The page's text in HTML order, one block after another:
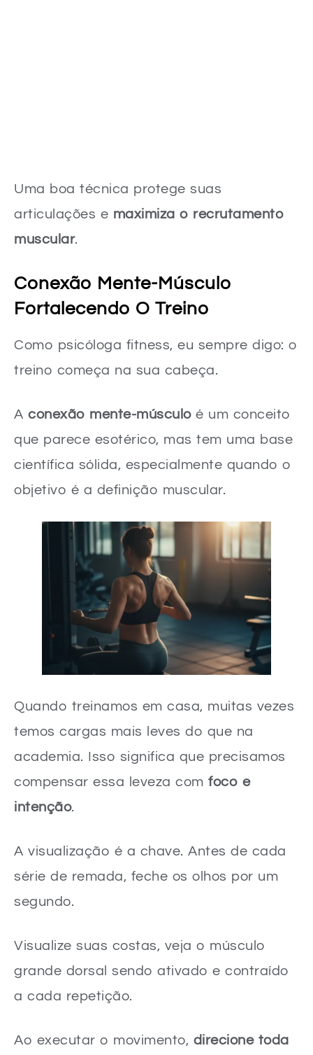
Uma boa técnica protege suas
articulações e maximiza o recrutamento
muscular.
Conexão Mente-Músculo
Fortalecendo O Treino
Como psicóloga fitness, eu sempre digo: o
treino começa na sua cabeça.
A conexão mente-músculoé um conceito
que parece esotérico, mas tem uma base
científica sólida, especialmente quando o
objetivo é a definição muscular.
Quando treinamos em casa, muitas vezes
temos cargas mais leves do que na
academia. Isso significa que precisamos
compensar essa leveza com foco e
intenção.
A visualização é a chave. Antes de cada
série de remada, feche os olhos por um
segundo.
Visualize suas costas, veja o músculo
grande dorsal sendo ativado e contraído
a cada repetição.
Ao executar o movimento, direcione toda